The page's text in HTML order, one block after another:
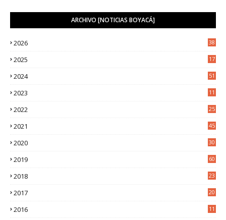
ARCHIVO [NOTICIAS BOYACÁ]
2026 38
2025
17
2024 51
2023
11
2022
25
2021
45
2020
30
2019 60
2018
23
2017
20
2016
11